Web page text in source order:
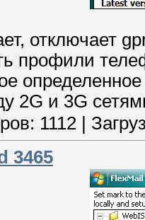
отключает
профили
2G и 3G
1112
3465